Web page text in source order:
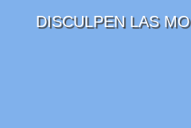
DISCULPEN LAS